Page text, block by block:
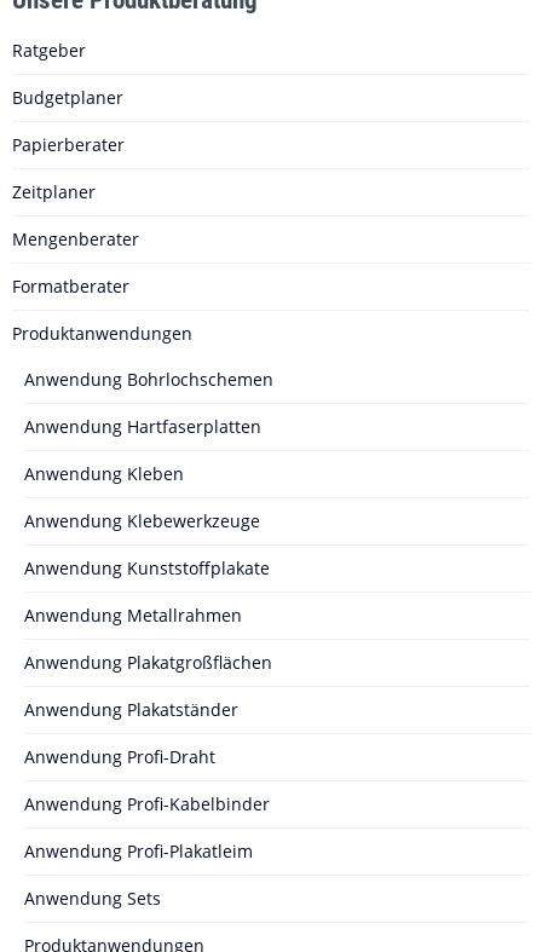
Ratgeber
Budgetplaner
Papierberater
Zeitplaner
Mengenberater
Formatberater
Produktanwendungen
Anwendung Bohrlochschemen
Anwendung Hartfaserplatten
Anwendung Kleben
Anwendung Klebewerkzeuge
Anwendung Kunststoffplakate
Anwendung Metallrahmen
Anwendung Plakatgroßflächen
Anwendung Plakatständer
Anwendung Profi-Draht
Anwendung Profi-Kabelbinder
Anwendung Profi-Plakatleim
Anwendung Sets
Produktanwendungen